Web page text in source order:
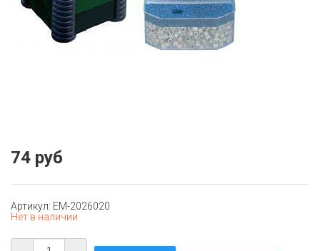
74 руб
Артикул: EM-2026020
Нет в наличии